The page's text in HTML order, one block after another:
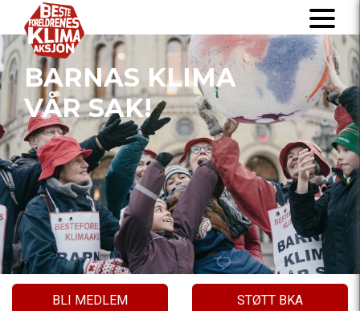
BARNAS KLIMA
VÅR SAK!
BLI MEDLEM STØTT BKA